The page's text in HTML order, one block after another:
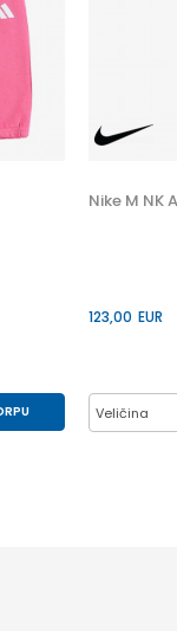
Nike M NK
123,00 EUR
Veličina